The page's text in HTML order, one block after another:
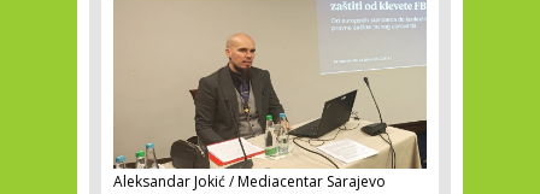
Aleksandar Jokić / Mediacentar Sarajevo